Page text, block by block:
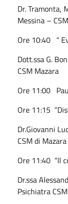
Dr. Tramonta,
Messina –
Ore 10:40 “
Dott.ssa G.
CSM Mazara
Ore 11:00
Ore 11:15
Dr.Giovanni
CSM di Mazara
Ore 11:40 “Il
Dr.ssa
Psichiatra